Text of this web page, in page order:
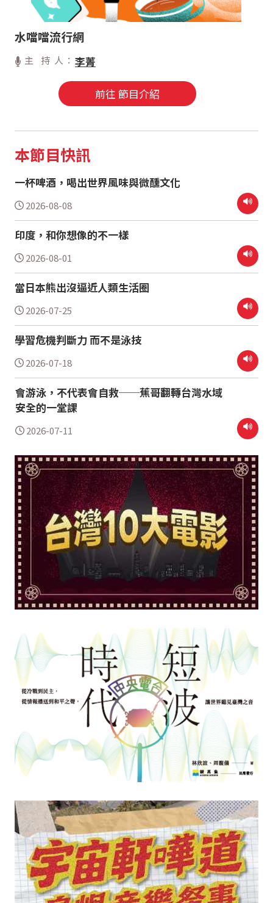
水噹噹流行網
主 持 人： 李菁
前往 節目介紹
本節目快訊
一杯啤酒，喝出世界風味與微醺文化
2026-08-08
印度，和你想像的不一樣
2026-08-01
當日本熊出沒逼近人類生活圈
2026-07-25
學習危機判斷力 而不是泳技
2026-07-18
會游泳，不代表會自救──蕉哥翻轉台灣水域
安全的一堂課
2026-07-11